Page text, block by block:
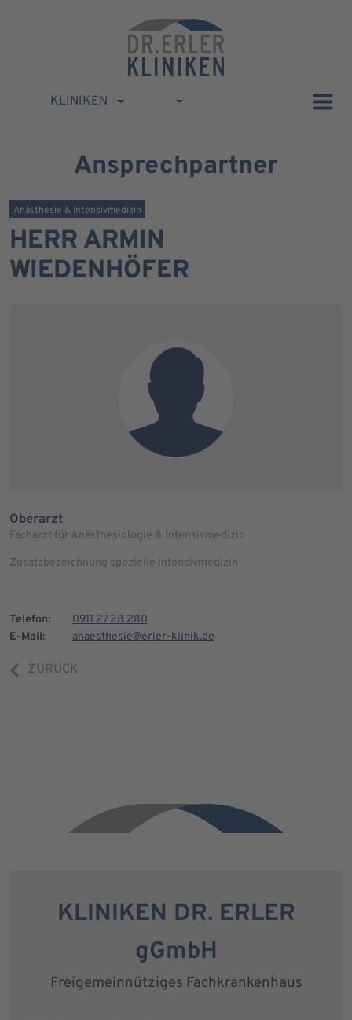
KLINIKEN
Ansprechpartner
Anästhesie & Intensivmedizin
HERR ARMIN
WIEDENHÖFER
Oberarzt
Facharzt für Anästhesiologie & Intensivmedizin
Zusatzbezeichnung spezielle Intensivmedizin
Telefon:
0911 27 28 280
E-Mail:
anaesthesie@erler-klinik.de
ZURÜCK
KLINIKEN DR. ERLER
gGmbH
Freigemeinnütziges Fachkrankenhaus